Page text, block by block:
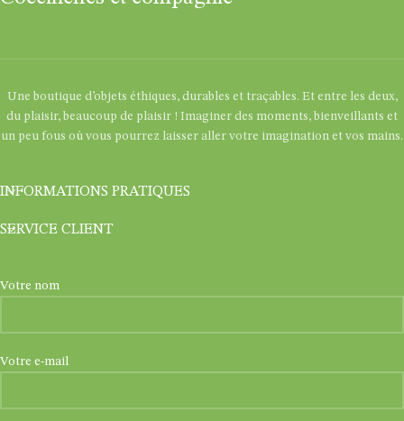
Une boutique d’objets éthiques, durables et traçables. Et entre les deux,
du plaisir, beaucoup de plaisir ! Imaginer des moments, bienveillants et
un peu fous où vous pourrez laisser aller votre imagination et vos mains.
INFORMATIONS PRATIQUES
SERVICE CLIENT
Votre nom
Votre e-mail